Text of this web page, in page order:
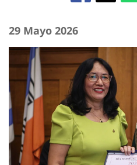
29 Mayo 2026